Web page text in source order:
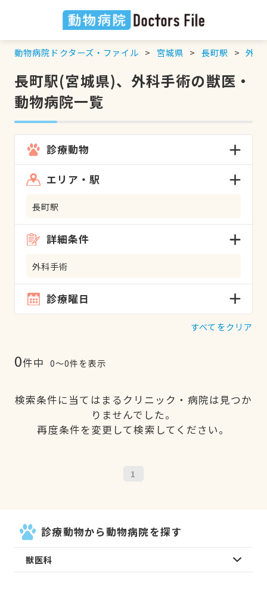
動物病院ドクターズ・ファイル 宮城県 長町駅 外科
長町駅(宮城県)、外科手術の獣医・
動物病院一覧
診療動物
エリア・駅
長町駅
詳細条件
外科手術
診療曜日
すべてをクリア
0件中 0〜0件を表示
検索条件に当てはまるクリニック・病院は見つか
りませんでした。
再度条件を変更して検索してください。
1
診療動物から動物病院を探す
獣医科